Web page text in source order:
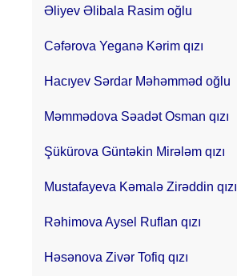
Əliyev Əlibala Rasim oğlu
Cəfərova Yeganə Kərim qızı
Hacıyev Sərdar Məhəmməd oğlu
Məmmədova Səadət Osman qızı
Şükürova Güntəkin Mirələm qızı
Mustafayeva Kəmalə Zirəddin qızı
Rəhimova Aysel Ruflan qızı
Həsənova Zivər Tofiq qızı